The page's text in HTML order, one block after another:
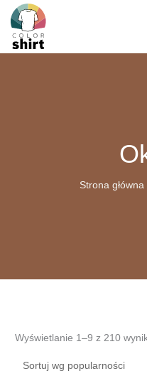
Przejdź
treści
Strona główna
Wyświetlanie 1–9 z 210